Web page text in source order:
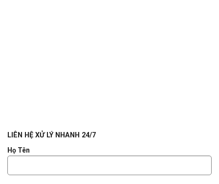
LIÊN HỆ XỬ LÝ NHANH 24/7
Họ Tên